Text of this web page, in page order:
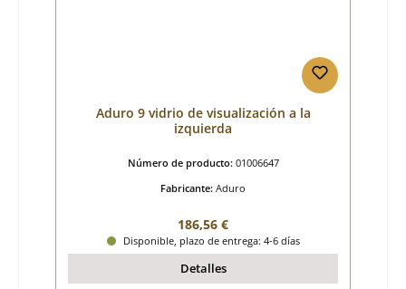
Aduro 9 vidrio de visualización a la
izquierda
Número de producto: 01006647
Fabricante: Aduro
Precio normal:
186,56 €
Disponible, plazo de entrega: 4-6 días
Detalles